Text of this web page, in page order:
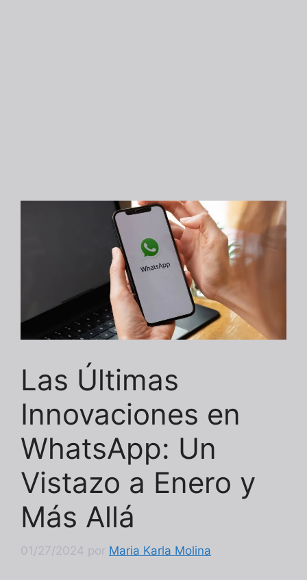
Las Últimas
Innovaciones en
WhatsApp: Un
Vistazo a Enero y
Más Allá
01/27/2024 por Maria Karla Molina